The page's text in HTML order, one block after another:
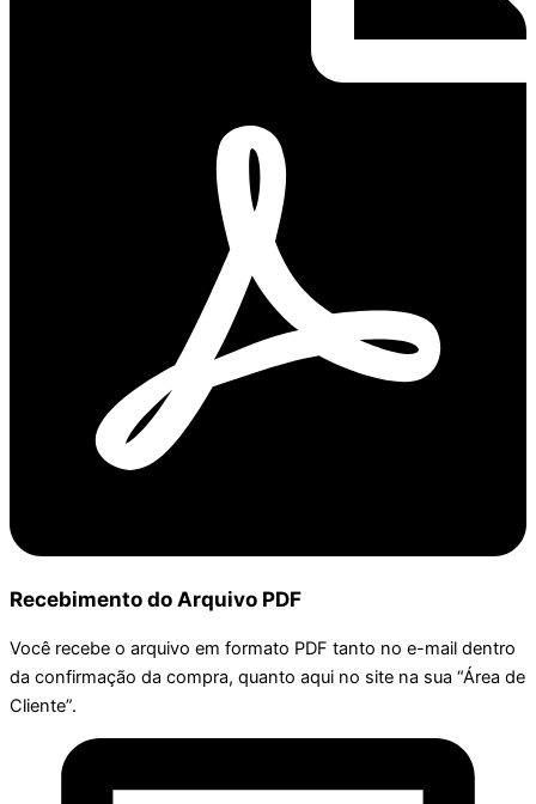
Recebimento do Arquivo PDF
Você recebe o arquivo em formato PDF tanto no e-mail dentro
da confirmação da compra, quanto aqui no site na sua “Área de
Cliente”.